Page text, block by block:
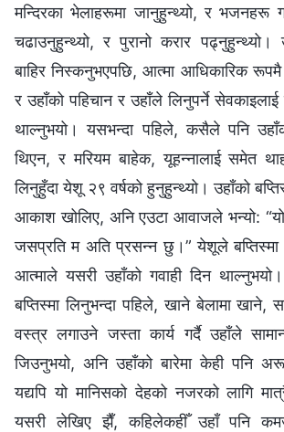
मन्दिरका भेलाहरूमा जानुहुन्थ्यो, र भजनहरू
चढाउनुहुन्थ्यो, र पुरानो करार पढ्नुहुन्थ्यो।
बाहिर निस्‍कनुभएपछि, आत्मा आधिकारिक
र उहाँको पहिचान र उहाँले लिनुपर्ने
थाल्‍नुभयो। यसभन्दा पहिले, कसैले पनि
थिएन, र मरियम बाहेक, यूहन्‍नालाई समेत
लिनुहुँदा येशू २९ वर्षको हुनुहुन्थ्यो। उहाँको
आकाश खोलिए, अनि एउटा आवाजले भन्यो: “यो
जसप्रति म अति प्रसन्न छु।” येशूले बप्तिस्मा
आत्माले यसरी उहाँको गवाही दिन
बप्तिस्मा लिनुभन्दा पहिले, खाने बेलामा खाने,
वस्‍त्र लगाउने जस्ता कार्य गर्दै उहाँले
जिउनुभयो, अनि उहाँको बारेमा केही पनि
यद्यपि यो मानिसको देहको नजरको लागि
यसरी लेखिए झैँ, कहिलेकहीँ उहाँ पनि